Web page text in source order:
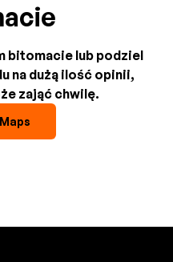
bitomacie lub podziel
na dużą ilość opinii,
zająć chwilę.